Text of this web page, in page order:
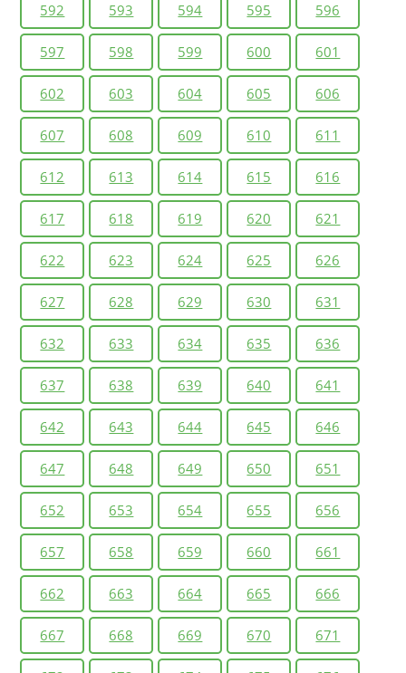
592 593 594 595 596
597 598 599 600 601
602 603 604 605 606
607 608 609 610 611
612 613 614 615 616
617 618 619 620 621
622 623 624 625 626
627 628 629 630 631
632 633 634 635 636
637 638 639 640 641
642 643 644 645 646
647 648 649 650 651
652 653 654 655 656
657 658 659 660 661
662 663 664 665 666
667 668 669 670 671